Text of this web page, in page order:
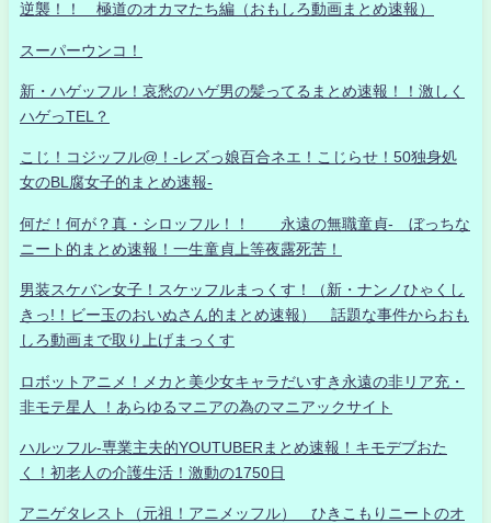
逆襲！！ 極道のオカマたち編（おもしろ動画まとめ速報）
スーパーウンコ！
新・ハゲッフル！哀愁のハゲ男の髪ってるまとめ速報！！激しく
ハゲっTEL？
こじ！コジッフル@！-レズっ娘百合ネエ！こじらせ！50独身処
女のBL腐女子的まとめ速報-
何だ！何が？真・シロッフル！！ 永遠の無職童貞- ぼっちな
ニート的まとめ速報！一生童貞上等夜露死苦！
男装スケバン女子！スケッフルまっくす！（新・ナンノひゃくし
きっ!！ビー玉のおいぬさん的まとめ速報） 話題な事件からおも
しろ動画まで取り上げまっくす
ロボットアニメ！メカと美少女キャラだいすき永遠の非リア充・
非モテ星人 ！あらゆるマニアの為のマニアックサイト
ハルッフル-専業主夫的YOUTUBERまとめ速報！キモデブおた
く！初老人の介護生活！激動の1750日
アニゲタレスト（元祖！アニメッフル） ひきこもりニートのオ